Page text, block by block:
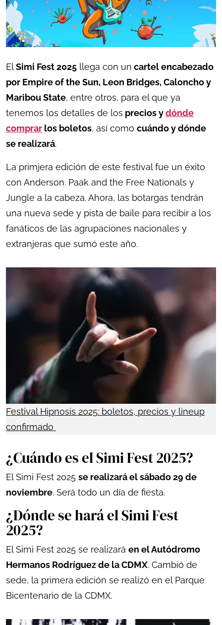
ElSimi Fest 2025 llega con un cartel encabezado
por Empire of the Sun, Leon Bridges, Caloncho y
Maribou State, entre otros, para el que ya
tenemos los detalles de los precios ydónde
comprar los boletos, así como cuándo y dónde
se realizará.
La primjera edición de este festival fue un éxito
con Anderson. Paak and the Free Nationals y
Jungle a la cabeza. Ahora, las botargas tendrán
una nueva sede y pista de baile para recibir a los
fanáticos de las agrupaciones nacionales y
extranjeras que sumó este año.
Festival Hipnosis 2025: boletos, precios y lineup
confirmado
¿Cuándo es el Simi Fest 2025?
El Simi Fest 2025 se realizará el sábado 29 de
noviembre. Será todo un día de fiesta.
¿Dónde se hará el Simi Fest
2025?
El Simi Fest 2025 se realizará en el Autódromo
Hermanos Rodríguez de la CDMX. Cambió de
sede, la primera edición se realizó en el Parque
Bicentenario de la CDMX.